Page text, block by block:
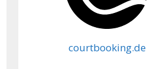
courtbooking.de